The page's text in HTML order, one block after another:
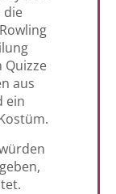
die
Quizze
aus
ein